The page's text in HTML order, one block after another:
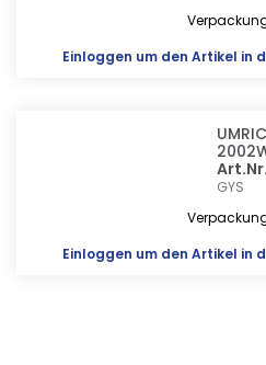
Einloggen um den Artikel in
GYS
Einloggen um den Artikel in